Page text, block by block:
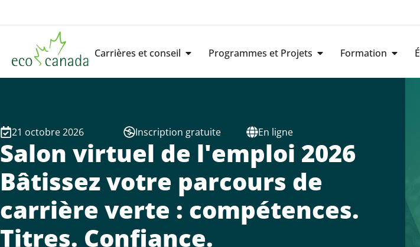
Carrières et conseil Programmes et Projets Formation
21 octobre 2026 Inscription gratuite En ligne
Salon virtuel de l'emploi 2026
Bâtissez votre parcours de
carrière verte : compétences.
Titres. Confiance.